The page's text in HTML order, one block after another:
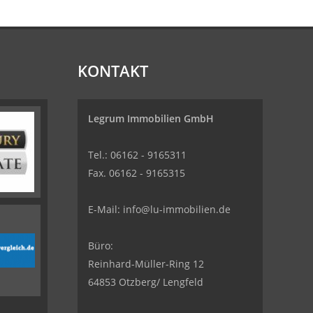
KONTAKT
Legrum Immobilien GmbH
Tel.: 06162 - 9165311
Fax. 06162 - 9165315
E-Mail: info@lu-immobilien.de
Büro:
Reinhard-Müller-Ring 12
64853 Otzberg/ Lengfeld